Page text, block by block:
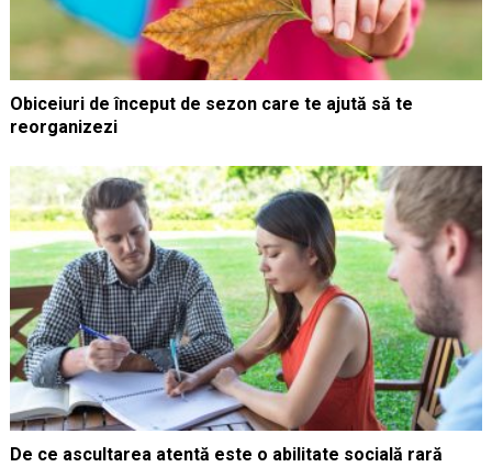
Obiceiuri de început de sezon care te ajută să te
reorganizezi
De ce ascultarea atentă este o abilitate socială rară